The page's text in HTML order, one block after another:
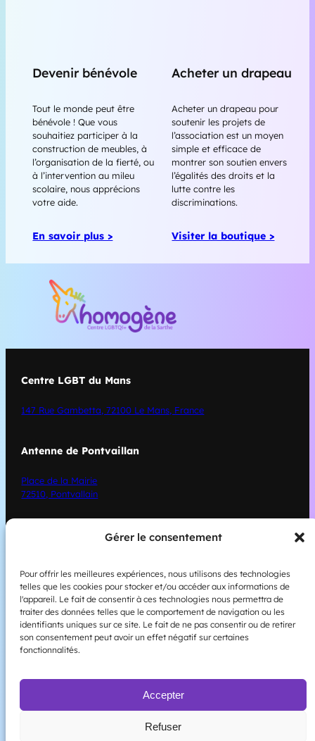
Gérer le consentement
Pour offrir les meilleures expériences, nous utilisons des technologies
telles que les cookies pour stocker et/ou accéder aux informations de
l'appareil. Le fait de consentir à ces technologies nous permettra de
traiter des données telles que le comportement de navigation ou les
identifiants uniques sur ce site. Le fait de ne pas consentir ou de retirer
son consentement peut avoir un effet négatif sur certaines
fonctionnalités.
Accepter
Refuser
Devenir bénévole
Tout le monde peut être
bénévole ! Que vous
souhaitiez participer à la
construction de meubles, à
l’organisation de la fierté, ou
à l’intervention au mileu
scolaire, nous apprécions
votre aide.
En savoir plus >
Acheter un drapeau
Acheter un drapeau pour
soutenir les projets de
l’association est un moyen
simple et efficace de
montrer son soutien envers
l’égalités des droits et la
lutte contre les
discriminations.
Visiter la boutique >
Centre LGBT du Mans
147 Rue Gambetta, 72100 Le Mans, France
Antenne de Pontvaillan
Place de la Mairie
72510, Pontvallain
Nos actions
Nous contacter
Legal